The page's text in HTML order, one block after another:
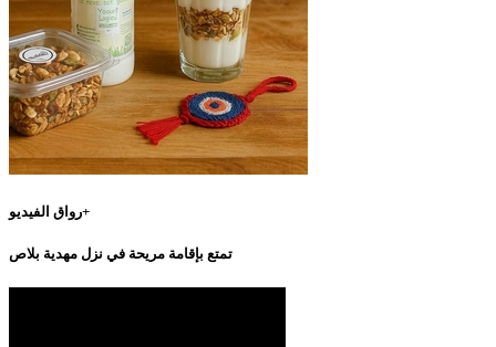
رواق الفيديو+
تمتع بإقامة مريحة في نزل مهدية بلاص